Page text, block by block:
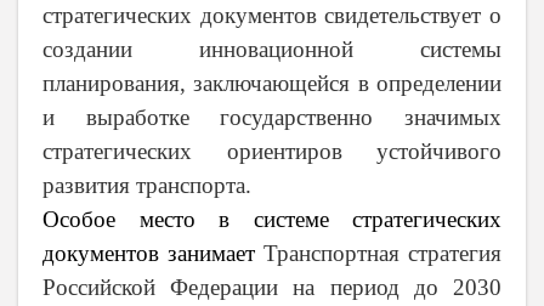
стратегических документов свидетельствует о
создании инновационной системы
планирования, заключающейся в определении
и выработке государственно значимых
стратегических ориентиров устойчивого
развития транспорта.
Особое место в системе стратегических
документов занимает Транспортная стратегия
Российской Федерации на период до 2030